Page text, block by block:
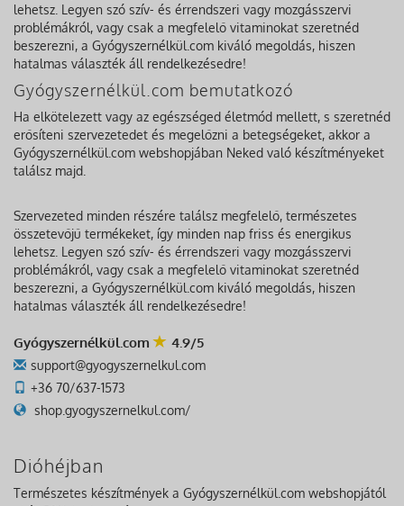
lehetsz. Legyen szó szív- és érrendszeri vagy mozgásszervi
problémákról, vagy csak a megfelelő vitaminokat szeretnéd
beszerezni, a Gyógyszernélkül.com kiváló megoldás, hiszen
hatalmas választék áll rendelkezésedre!
Gyógyszernélkül.com bemutatkozó
Ha elkötelezett vagy az egészséged életmód mellett, s szeretnéd
erősíteni szervezetedet és megelőzni a betegségeket, akkor a
Gyógyszernélkül.com webshopjában Neked való készítményeket
találsz majd.
Szervezeted minden részére találsz megfelelő, természetes
összetevőjű termékeket, így minden nap friss és energikus
lehetsz. Legyen szó szív- és érrendszeri vagy mozgásszervi
problémákról, vagy csak a megfelelő vitaminokat szeretnéd
beszerezni, a Gyógyszernélkül.com kiváló megoldás, hiszen
hatalmas választék áll rendelkezésedre!
Gyógyszernélkül.com 4.9/5
support@gyogyszernelkul.com
+36 70/637-1573
shop.gyogyszernelkul.com/
Dióhéjban
Természetes készítmények a Gyógyszernélkül.com webshopjától